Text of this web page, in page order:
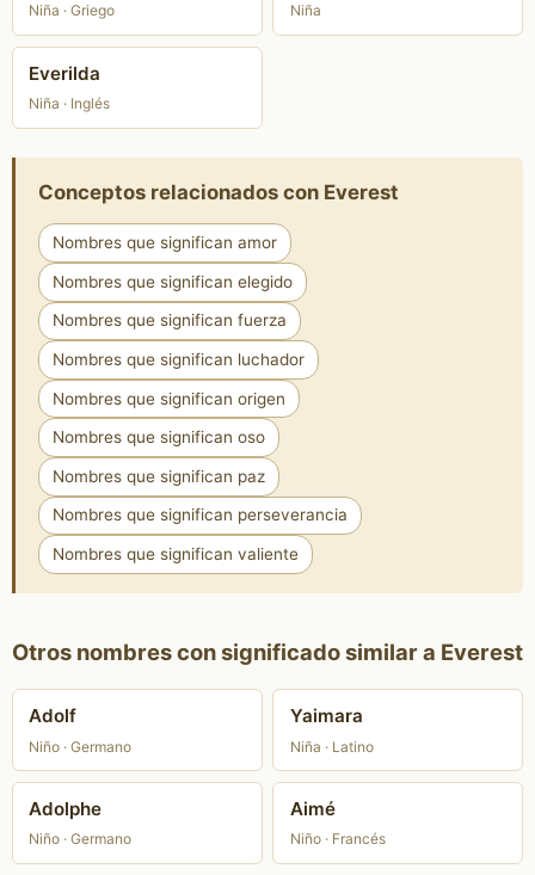
Niña · Griego Niña
Everilda
Niña · Inglés
Conceptos relacionados con Everest
Nombres que significan amor
Nombres que significan elegido
Nombres que significan fuerza
Nombres que significan luchador
Nombres que significan origen
Nombres que significan oso
Nombres que significan paz
Nombres que significan perseverancia
Nombres que significan valiente
Otros nombres con significado similar a Everest
Adolf
Niño · Germano
Yaimara
Niña · Latino
Adolphe
Niño · Germano
Aimé
Niño · Francés